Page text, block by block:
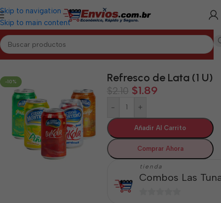
Skip to navigation
Skip to main content
Inicio/LAS TUNAS/Bebidas Las Tunas
-10% Refresco de Lata (1 U)
$2.10 $1.89
- +
Añadir Al Carrito
Comprar Ahora
tienda
Combos Las